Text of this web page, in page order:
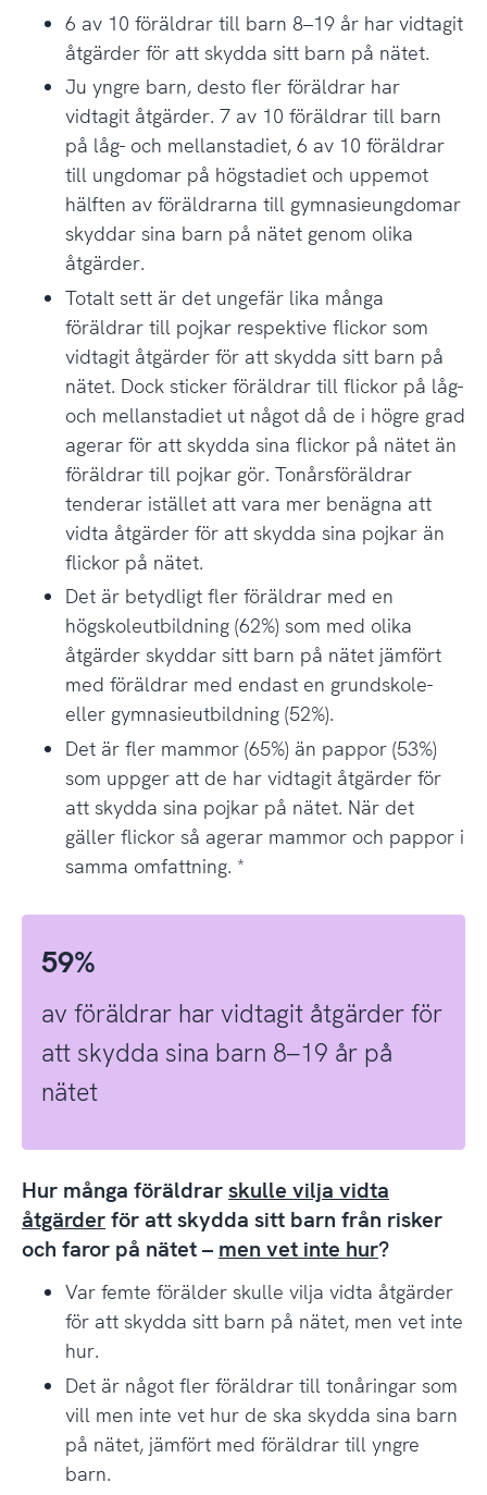
6 av 10 föräldrar till barn 8–19 år har vidtagit
åtgärder för att skydda sitt barn på nätet.
Ju yngre barn, desto fler föräldrar har
vidtagit åtgärder. 7 av 10 föräldrar till barn
på låg- och mellanstadiet, 6 av 10 föräldrar
till ungdomar på högstadiet och uppemot
hälften av föräldrarna till gymnasieungdomar
skyddar sina barn på nätet genom olika
åtgärder.
Totalt sett är det ungefär lika många
föräldrar till pojkar respektive flickor som
vidtagit åtgärder för att skydda sitt barn på
nätet. Dock sticker föräldrar till flickor på låg-
och mellanstadiet ut något då de i högre grad
agerar för att skydda sina flickor på nätet än
föräldrar till pojkar gör. Tonårsföräldrar
tenderar istället att vara mer benägna att
vidta åtgärder för att skydda sina pojkar än
flickor på nätet.
Det är betydligt fler föräldrar med en
högskoleutbildning (62%) som med olika
åtgärder skyddar sitt barn på nätet jämfört
med föräldrar med endast en grundskole-
eller gymnasieutbildning (52%).
Det är fler mammor (65%) än pappor (53%)
som uppger att de har vidtagit åtgärder för
att skydda sina pojkar på nätet. När det
gäller flickor så agerar mammor och pappor i
samma omfattning. *
59%
av föräldrar har vidtagit åtgärder för
att skydda sina barn 8–19 år på
nätet
Hur många föräldrarskulle vilja vidta
åtgärderför att skydda sitt barn från risker
och faror på nätet – men vet inte hur?
Var femte förälder skulle vilja vidta åtgärder
för att skydda sitt barn på nätet, men vet inte
hur.
Det är något fler föräldrar till tonåringar som
vill men inte vet hur de ska skydda sina barn
på nätet, jämfört med föräldrar till yngre
barn.